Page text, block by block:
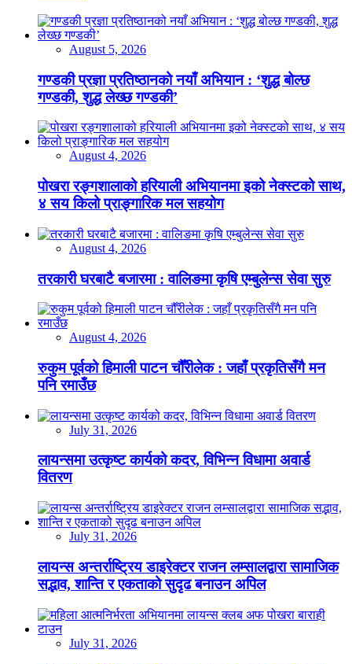
August 5, 2026
गण्डकी प्रज्ञा प्रतिष्ठानको नयाँ अभियान : ‘शुद्ध बोल्छ
गण्डकी, शुद्ध लेख्छ गण्डकी’
August 4, 2026
पोखरा रङ्गशालाको हरियाली अभियानमा इको नेक्स्टको साथ,
४ सय किलो प्राङ्गारिक मल सहयोग
August 4, 2026
तरकारी घरबाटै बजारमा : वालिङमा कृषि एम्बुलेन्स सेवा सुरु
August 4, 2026
रुकुम पूर्वको हिमाली पाटन चौँरीलेक : जहाँ प्रकृतिसँगै मन
पनि रमाउँछ
July 31, 2026
लायन्समा उत्कृष्ट कार्यको कदर, विभिन्न विधामा अवार्ड
वितरण
July 31, 2026
लायन्स अन्तर्राष्ट्रिय डाइरेक्टर राजन लम्सालद्वारा सामाजिक
सद्भाव, शान्ति र एकताको सुदृढ बनाउन अपिल
July 31, 2026